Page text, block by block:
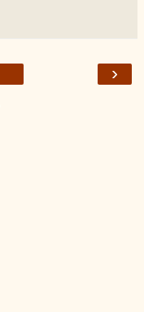
›